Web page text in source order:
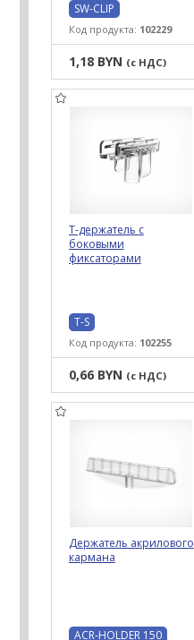
SW-CLIP
Код продукта: 102229
1,18 BYN (с НДС)
Т-держатель с
боковыми
фиксаторами
T-S
Код продукта: 102255
0,66 BYN (с НДС)
Держатель акрилового
кармана
ACR-HOLDER 150